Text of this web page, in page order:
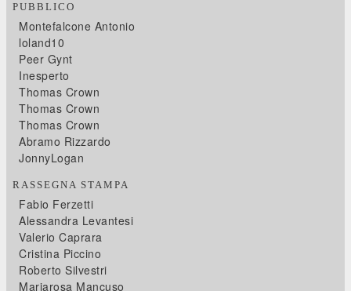
PUBBLICO
Montefalcone Antonio
loland10
Peer Gynt
Inesperto
Thomas Crown
Thomas Crown
Thomas Crown
Abramo Rizzardo
JonnyLogan
RASSEGNA STAMPA
Fabio Ferzetti
Alessandra Levantesi
Valerio Caprara
Cristina Piccino
Roberto Silvestri
Mariarosa Mancuso